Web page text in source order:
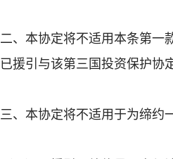
二、本协定将不适用本条第一
已援引与该第三国投资保护协
三、本协定将不适用于为缔约